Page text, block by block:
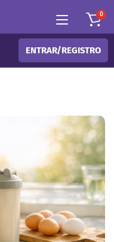
0
ENTRAR/REGISTRO